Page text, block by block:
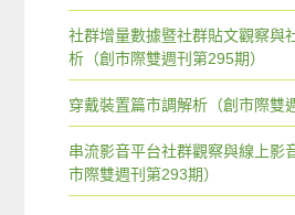
社群增量數據暨社群貼文觀察與
析（創市際雙週刊第295期）
穿戴裝置篇市調解析（創市際雙
串流影音平台社群觀察與線上影
市際雙週刊第293期）